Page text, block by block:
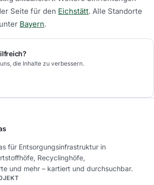
Seite für den Eichstätt. Alle Standorte
Bayern.
die Inhalte zu verbessern.
für Entsorgungsinfrastruktur in
Recyclinghöfe,
und mehr – kartiert und durchsuchbar.